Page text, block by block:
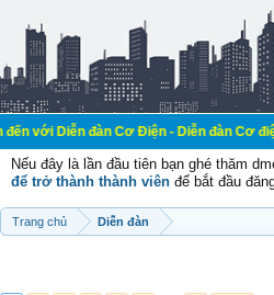
đàn Cơ Điện - Diễn đàn Cơ điện là
Nếu đây là lần đầu tiên bạn ghé thăm
để trở thành thành viên để bắt đầu
Trang chủ Diễn đàn